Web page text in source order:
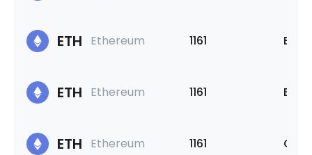
ETH Ethereum 1161
ETH Ethereum 1161
ETH Ethereum 1161 Op